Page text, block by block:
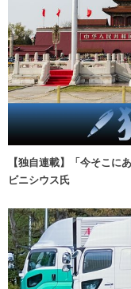
【独自連載】「今そこ
ビニシウス氏